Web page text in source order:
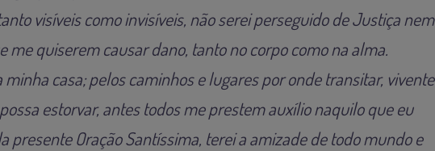
visíveis como invisíveis, não serei perseguido de Justiça nem
me quiserem causar dano, tanto no corpo como na alma.
minha casa; pelos caminhos e lugares por onde transitar, vivente
estorvar, antes todos me prestem auxílio naquilo que eu
presente Oração Santíssima, terei a amizade de todo mundo e